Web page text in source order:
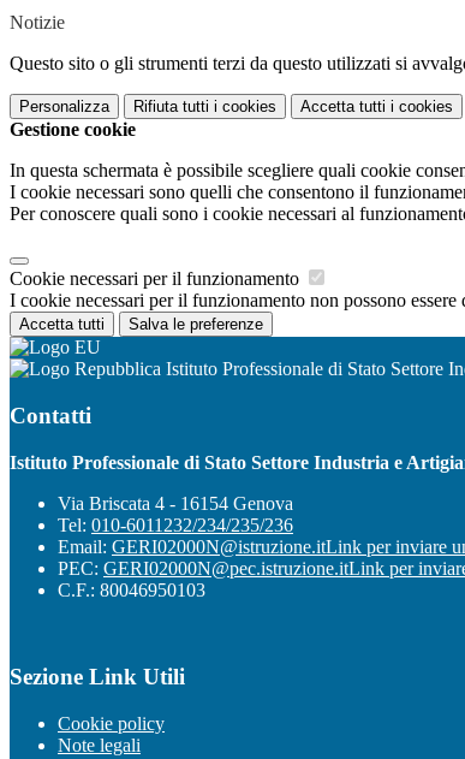
Notizie
Questo sito o gli strumenti terzi da questo utilizzati si
Personalizza Rifiuta tutti i cookies Accetta tutti i cookies
Gestione cookie
In questa schermata è possibile scegliere quali cookie
I cookie necessari sono quelli che consentono il
Per conoscere quali sono i cookie necessari al
Cookie necessari per il funzionamento
I cookie necessari per il funzionamento non possono
Accetta tutti Salva le preferenze
Istituto Professionale di Stato Settore
Contatti
Istituto Professionale di Stato Settore Industria e
Via Briscata 4 - 16154 Genova
Tel: 010-6011232/234/235/236
Email: GERI02000N@istruzione.itLink per inviare
PEC: GERI02000N@pec.istruzione.itLink per
C.F.: 80046950103
Sezione Link Utili
Cookie policy
Note legali